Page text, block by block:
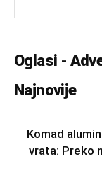
Oglasi -
Najnovije
Komad
vrata: Preko